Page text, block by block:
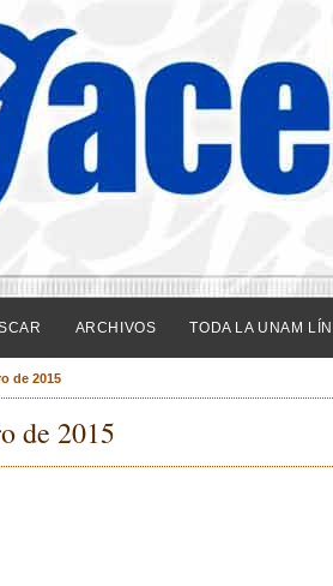
ARCHIVOS TODA LA UNAM
de 2015
de 2015